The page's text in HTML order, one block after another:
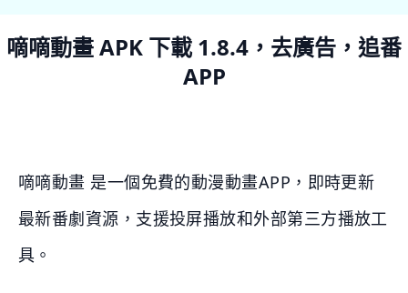
嘀嘀動畫 APK 下載 1.8.4，去廣告，追番
APP
嘀嘀動畫 是一個免費的動漫動畫APP，即時更新
最新番劇資源，支援投屏播放和外部第三方播放工
具。